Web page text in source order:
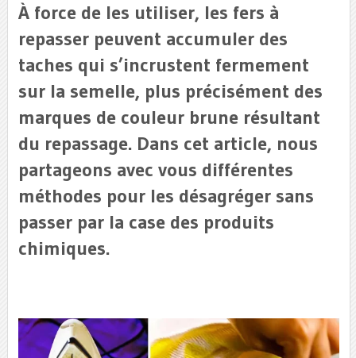
À force de les utiliser, les fers à
repasser peuvent accumuler des
taches qui s’incrustent fermement
sur la semelle, plus précisément des
marques de couleur brune résultant
du repassage. Dans cet article, nous
partageons avec vous différentes
méthodes pour les désagréger sans
passer par la case des produits
chimiques.